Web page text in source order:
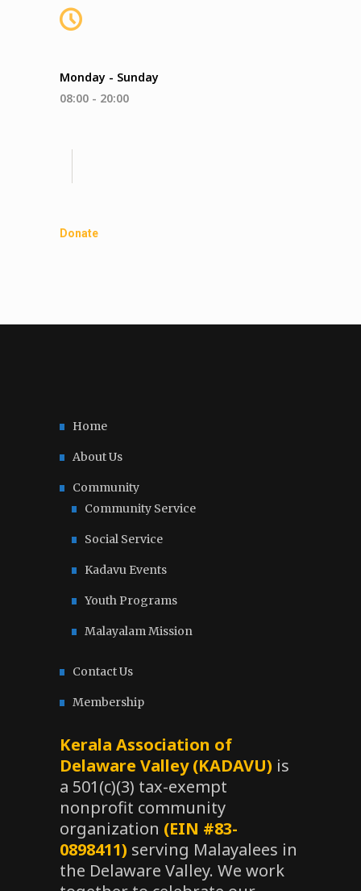
Monday - Sunday
08:00 - 20:00
Donate
Home
About Us
Community
Community Service
Social Service
Kadavu Events
Youth Programs
Malayalam Mission
Contact Us
Membership
Kerala Association of
Delaware Valley (KADAVU) is
a 501(c)(3) tax-exempt
nonprofit community
organization (EIN #83-
0898411) serving Malayalees in
the Delaware Valley. We work